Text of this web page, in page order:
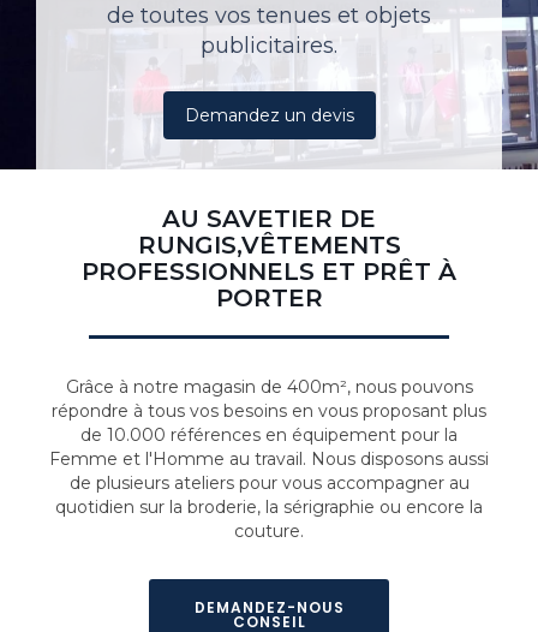
de toutes vos tenues et objets
publicitaires.
Demandez un devis
AU SAVETIER DE
RUNGIS,VÊTEMENTS
PROFESSIONNELS ET PRÊT À
PORTER
Grâce à notre magasin de 400m², nous pouvons
répondre à tous vos besoins en vous proposant plus
de 10.000 références en équipement pour la
Femme et l'Homme au travail. Nous disposons aussi
de plusieurs ateliers pour vous accompagner au
quotidien sur la broderie, la sérigraphie ou encore la
couture.
DEMANDEZ-NOUS
CONSEIL